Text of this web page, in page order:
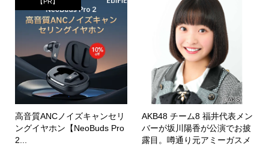
高音質ANCノイズキャンセリ
ングイヤホン【NeoBuds Pro
2...
AKB48 チーム8 福井代表メン
バーが坂川陽香が公演でお披
露目。噂通り元アミーガスメ